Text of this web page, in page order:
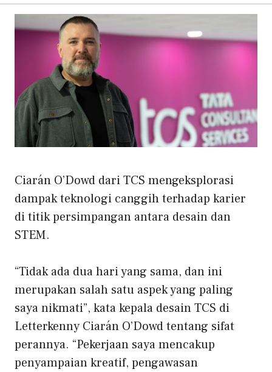
Ciarán O’Dowd dari TCS mengeksplorasi
dampak teknologi canggih terhadap karier
di titik persimpangan antara desain dan
STEM.
“Tidak ada dua hari yang sama, dan ini
merupakan salah satu aspek yang paling
saya nikmati”, kata kepala desain TCS di
Letterkenny Ciarán O’Dowd tentang sifat
perannya. “Pekerjaan saya mencakup
penyampaian kreatif, pengawasan